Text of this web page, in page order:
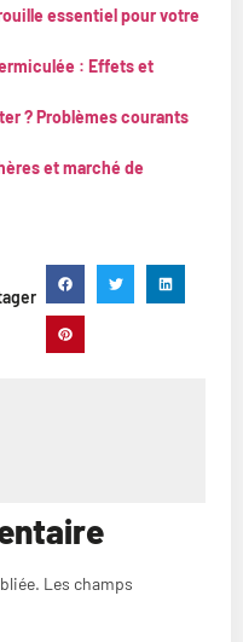
essentiel pour votre
: Effets et
? Problèmes courants
et marché de
Les champs